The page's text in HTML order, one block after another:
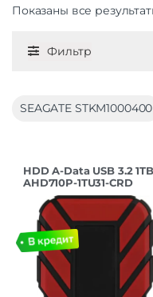
Показаны все
Фильтр
SEAGATE STKM1000400
HDD A-Data USB 3.2 1TB
AHD710P-1TU31-CRD
HD710Pro DashDrive
Durable 2.5″ красный